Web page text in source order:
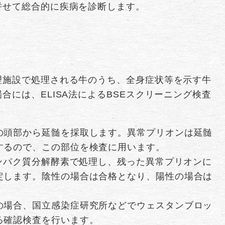
て総合的に疾病を診断します。
設で処理される牛のうち、全身症状等を示す牛
には、ELISA法によるBSEスクリーニング検査
部から延髄を採取します。異常プリオンは延髄
ので、この部位を検査に用います。
ク質分解酵素で処理し、残った異常プリオンに
ます。陰性の場合は合格となり、陽性の場合は
合、国立感染症研究所などでウェスタンブロッ
認検査を行います。